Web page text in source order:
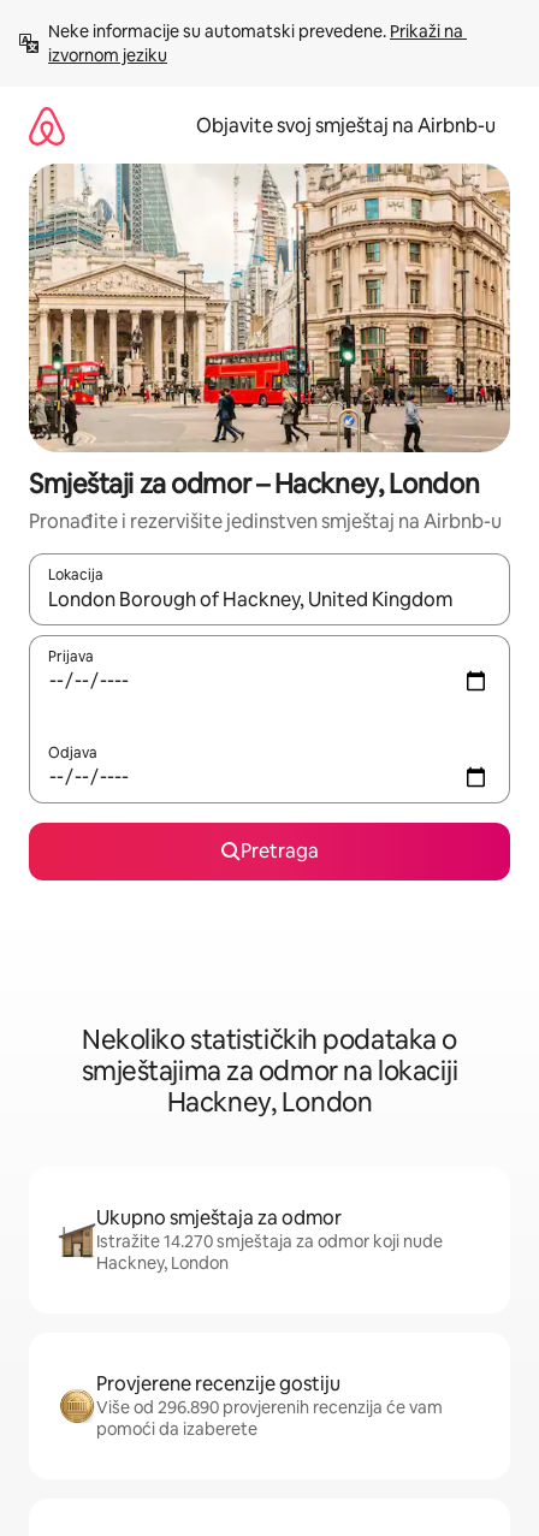
sadržaj
Neke informacije su automatski prevedene. Prikaži na
izvornom jeziku
Objavite svoj smještaj na Airbnb-u
Smještaji za odmor – Hackney, London
Pronađite i rezervišite jedinstven smještaj na Airbnb-u
Lokacija
Kad su rezultati dostupni, možete da se krećete kroz njih
Prijava
Odjava
Pretraga
Nekoliko statističkih podataka o
smještajima za odmor na lokaciji
Hackney, London
Ukupno smještaja za odmor
Istražite 14.270 smještaja za odmor koji nude
Hackney, London
Provjerene recenzije gostiju
Više od 296.890 provjerenih recenzija će vam
pomoći da izaberete